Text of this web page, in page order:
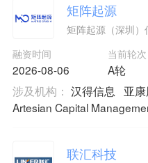
矩阵起源
矩阵起源（深圳）
融资时间
2026-08-06
当前轮次
A轮
涉及机构： 汉得信息
亚
Artesian Capital
联汇科技